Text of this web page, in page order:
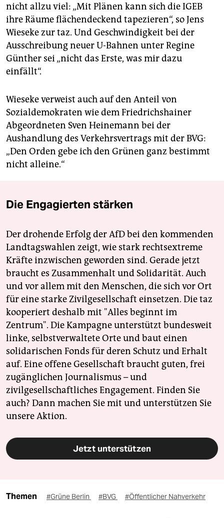
nicht allzu viel: „Mit Plänen kann sich die IGEB
ihre Räume flächendeckend tapezieren“, so Jens
Wieseke zur taz. Und Geschwindigkeit bei der
Ausschreibung neuer U-Bahnen unter Regine
Günther sei „nicht das Erste, was mir dazu
einfällt“.
Wieseke verweist auch auf den Anteil von
Sozialdemokraten wie dem Friedrichshainer
Abgeordneten Sven Heinemann bei der
Aushandlung des Verkehrsvertrags mit der BVG:
„Den Orden gebe ich den Grünen ganz bestimmt
nicht alleine.“
Die Engagierten stärken
Der drohende Erfolg der AfD bei den kommenden
Landtagswahlen zeigt, wie stark rechtsextreme
Kräfte inzwischen geworden sind. Gerade jetzt
braucht es Zusammenhalt und Solidarität. Auch
und vor allem mit den Menschen, die sich vor Ort
für eine starke Zivilgesellschaft einsetzen. Die taz
kooperiert deshalb mit "Alles beginnt im
Zentrum". Die Kampagne unterstützt bundesweit
linke, selbstverwaltete Orte und baut einen
solidarischen Fonds für deren Schutz und Erhalt
auf. Eine offene Gesellschaft braucht guten, frei
zugänglichen Journalismus – und
zivilgesellschaftliches Engagement. Finden Sie
auch? Dann machen Sie mit und unterstützen Sie
unsere Aktion.
Jetzt unterstützen
Themen #Grüne Berlin #BVG #Öffentlicher Nahverkehr